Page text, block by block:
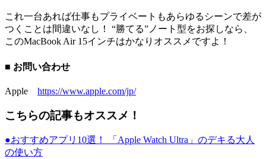
これ一台あれば仕事もプライベートもあらゆるシーンで差が
つくことは間違いなし！ “勝てる”ノート型をお探しなら、
このMacBook Air 15インチはかなりオススメですよ！
■ お問い合わせ
Apple https://www.apple.com/jp/
こちらの記事もオススメ！
●おすすめアプリ10選！ 「Apple Watch Ultra」のデキる大人
の使い方